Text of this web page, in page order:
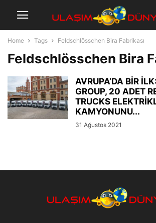
Home Tags Feldschlösschen Bira Fabrikası
Feldschlösschen Bira
AVRUPA’DA BİR
GROUP, 20 ADET
TRUCKS
KAMYONUNU...
31 Ağustos 2021